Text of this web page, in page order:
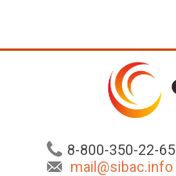
8-800-350-22-65
mail@sibac.info